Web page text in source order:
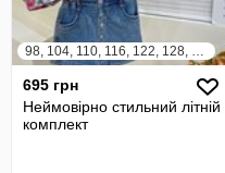
98, 104, 110, 116, 122, 128, 134, 140
695 грн
Неймовірно стильний літній
комплект